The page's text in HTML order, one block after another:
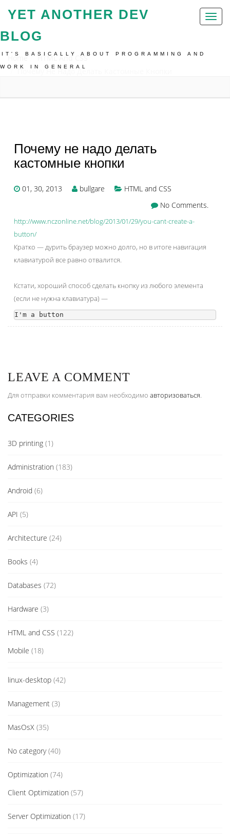
Toggle
YET ANOTHER DEV
BLOG
IT'S BASICALLY ABOUT PROGRAMMING AND
WORK IN GENERAL
Home
HTML And CSS
Почему Не Надо Делать Кастомные Кнопки
Почему не надо делать
кастомные кнопки
01, 30, 2013 bullgare
HTML and CSS
No Comments.
http://www.nczonline.net/blog/2013/01/29/you-cant-create-a-
button/
Кратко — дурить браузер можно долго, но в итоге навигация
клавиатурой все равно отвалится.
Кстати, хороший способ сделать кнопку из любого элемента
(если не нужна клавиатура) —
I'm a button
LEAVE A COMMENT
Для отправки комментария вам необходимо авторизоваться.
CATEGORIES
3D printing (1)
Administration (183)
Android (6)
API (5)
Architecture (24)
Books (4)
Databases (72)
Hardware (3)
HTML and CSS (122)
Mobile (18)
linux-desktop (42)
Management (3)
MasOsX (35)
No category(40)
Optimization (74)
Client Optimization (57)
Server Optimization (17)